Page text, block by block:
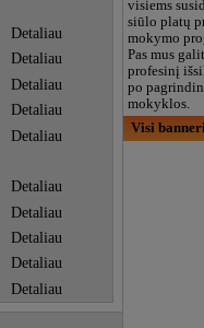
Detaliau
Detaliau
Detaliau
Detaliau
Detaliau
Detaliau
Detaliau
Detaliau
Detaliau
Detaliau
visiems
siūlo platų
mokymo
Pas mus
profesinį
po
mokyklos.
Visi